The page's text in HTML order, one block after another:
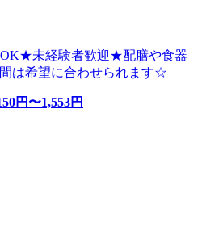
OK★未経験者歓迎★配膳や食器
は希望に合わせられます☆
円〜1,553円